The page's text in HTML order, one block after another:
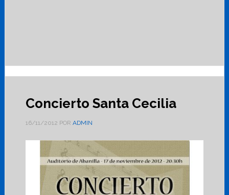
Concierto Santa Cecilia
16/11/2012 POR ADMIN